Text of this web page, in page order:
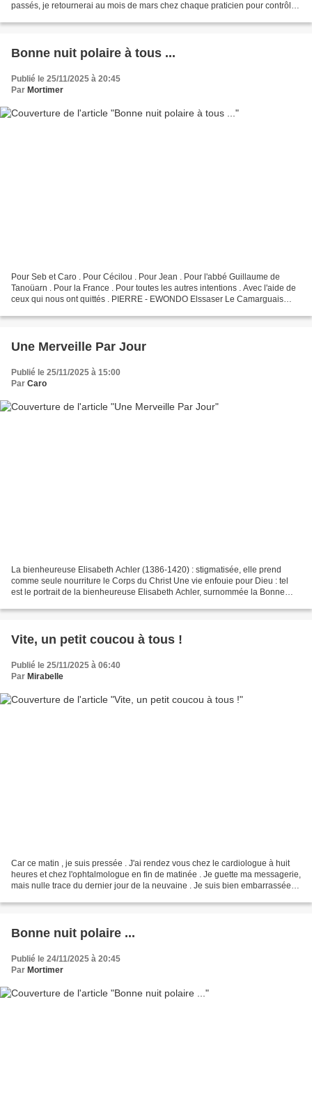
passés, je retournerai au mois de mars chez chaque praticien pour contrôle .
Bonne nuit polaire à tous ...
Publié le 25/11/2025 à 20:45
Par Mortimer
Pour Seb et Caro . Pour Cécilou . Pour Jean . Pour l'abbé Guillaume de
Tanoüarn . Pour la France . Pour toutes les autres intentions . Avec l'aide de
ceux qui nous ont quittés . PIERRE - EWONDO Elssaser Le Camarguais
Une Merveille Par Jour
Publié le 25/11/2025 à 15:00
Par Caro
La bienheureuse Elisabeth Achler (1386-1420) : stigmatisée, elle prend
comme seule nourriture le Corps du Christ Une vie enfouie pour Dieu : tel
est le portrait de la bienheureuse Elisabeth Achler, surnommée la Bonne
Vite, un petit coucou à tous !
Publié le 25/11/2025 à 06:40
Par Mirabelle
Car ce matin , je suis pressée . J'ai rendez vous chez le cardiologue à huit
heures et chez l'ophtalmologue en fin de matinée . Je guette ma messagerie,
mais nulle trace du dernier jour de la neuvaine . Je suis bien embarrassée.
Bonne nuit polaire ...
Publié le 24/11/2025 à 20:45
Par Mortimer